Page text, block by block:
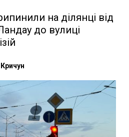
на ділянці від
до вулиці